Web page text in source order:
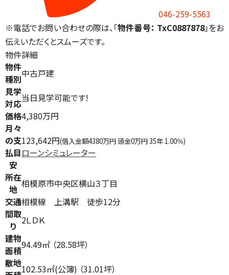
046-259-5563
※電話でお問い合わせの際は、「物件番号： TxC0887878」をお
伝えいただくとスムーズです。
物件詳細
物件
種別中古戸建
見学
対応当日見学可能です!
価格4,380万円
月々
の支
払目
安
123,642円(借入金額4380万円 頭金0万円 35年 1.00％)
ローンシミュレーター
所在
地 相模原市中央区横山３丁目
交通相模線 上溝駅 徒歩12分
間取
り 2ＬＤＫ
建物
面積94.49㎡ （28.58坪）
敷地102.53㎡(公簿) （31.01坪）